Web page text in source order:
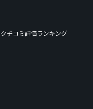
クチコミ評価ランキング